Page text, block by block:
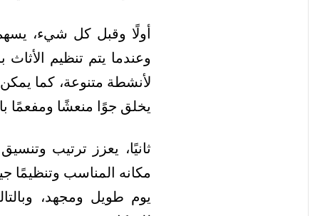
أولًا وقبل كل شيء،
وعندما يتم تنظيم
لأنشطة متنوعة، كما
يخلق جوًا منعشًا ومفعمًا
ثانيًا، يعزز ترتيب
مكانه المناسب وتنظيمًا
يوم طويل ومجهد،